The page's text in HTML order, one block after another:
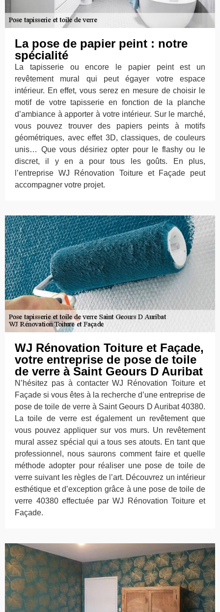
La pose de papier peint : notre
spécialité
La tapisserie ou encore le papier peint est un
revêtement mural qui peut égayer votre espace
intérieur. En effet, vous serez en mesure de choisir le
motif de votre tapisserie en fonction de la planche
d’ambiance à apporter à votre intérieur. Sur le marché,
vous pouvez trouver des papiers peints à motifs
géométriques, avec effet 3D, classiques, de couleurs
unis… Que vous désiriez opter pour le flashy ou le
discret, il y en a pour tous les goûts. En plus,
l’entreprise WJ Rénovation Toiture et Façade peut
accompagner votre projet.
WJ Rénovation Toiture et Façade,
votre entreprise de pose de toile
de verre à Saint Geours D Auribat
N’hésitez pas à contacter WJ Rénovation Toiture et
Façade si vous êtes à la recherche d’une entreprise de
pose de toile de verre à Saint Geours D Auribat 40380.
La toile de verre est également un revêtement que
vous pouvez appliquer sur vos murs. Un revêtement
mural assez spécial qui a tous ses atouts. En tant que
professionnel, nous saurons comment faire et quelle
méthode adopter pour réaliser une pose de toile de
verre suivant les règles de l’art. Découvrez un intérieur
esthétique et d’exception grâce à une pose de toile de
verre 40380 effectuée par WJ Rénovation Toiture et
Façade.